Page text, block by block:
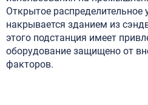
Открытое распределительное
накрывается зданием из
этого подстанция имеет
оборудование защищено от
факторов.